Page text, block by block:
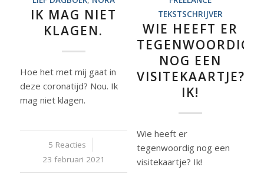
IK MAG NIET
KLAGEN.
Hoe het met mij gaat in
deze coronatijd? Nou. Ik
mag niet klagen.
5 Reacties
/
23 februari 2021
TEKSTSCHRIJVER
WIE HEEFT ER
TEGENWOORDIG
NOG EEN
VISITEKAARTJE?
IK!
Wie heeft er
tegenwoordig nog een
visitekaartje? Ik!